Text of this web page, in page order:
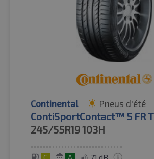
Continental Pneus d'été
ContiSportContact™ 5 FR
245/55R19103H